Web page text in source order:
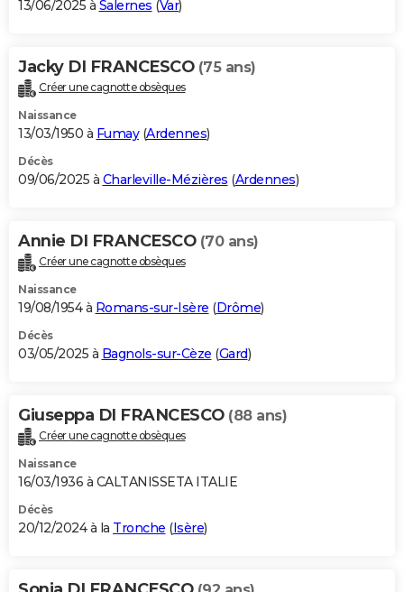
13/06/2025 à Salernes (Var)
Jacky DI FRANCESCO (75 ans)
Créer une cagnotte obsèques
Naissance
13/03/1950 à Fumay(Ardennes)
Décès
09/06/2025 à Charleville-Mézières (Ardennes)
Annie DI FRANCESCO (70 ans)
Créer une cagnotte obsèques
Naissance
19/08/1954 à Romans-sur-Isère (Drôme)
Décès
03/05/2025 à Bagnols-sur-Cèze (Gard)
Giuseppa DI FRANCESCO (88 ans)
Créer une cagnotte obsèques
Naissance
16/03/1936 à CALTANISSETA ITALIE
Décès
20/12/2024 à la Tronche (Isère)